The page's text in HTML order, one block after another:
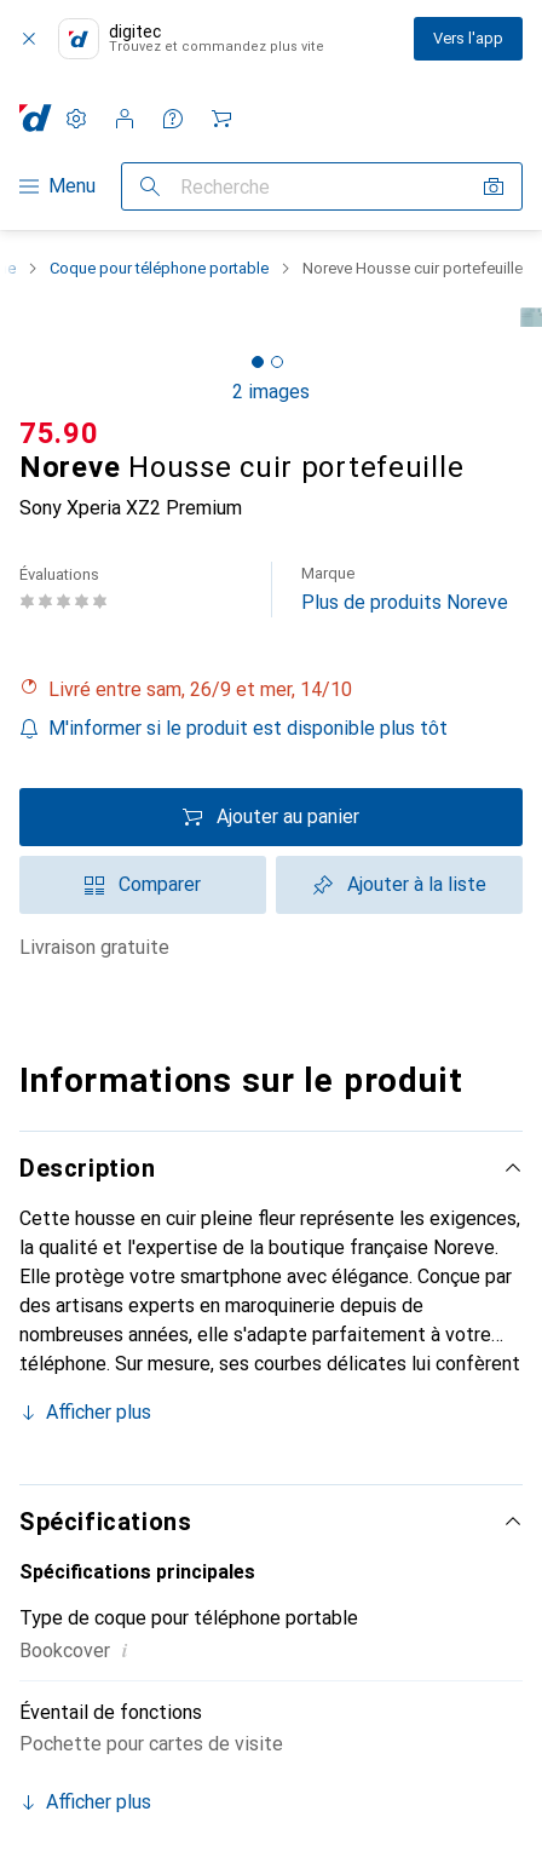
digitec
Trouvez et commandez plus vite Vers l'app
Navigation par catégorie
Menu Recherche
Paramètres
Compte client
Listes de comparaison
Listes d'envies
Panier
Coque pour téléphone portable Noreve Housse cuir portefeuille
2 images
Noreve Housse cuir portefeuille
Sony Xperia XZ2 Premium
CHF
75.90
Évaluations Marque
Plus de produits Noreve
Livré entre sam, 26/9 et mer, 14/10
M'informer si le produit est disponible plus tôt
Ajouter au panier
Comparer Ajouter à la liste
livraison gratuite
Informations sur le produit
Description
Cette housse en cuir pleine fleur représente les exigences,
la qualité et l'expertise de la boutique française Noreve.
Elle protège votre smartphone avec élégance. Conçue par
des artisans experts en maroquinerie depuis de
nombreuses années, elle s'adapte parfaitement à votre
téléphone. Sur mesure, ses courbes délicates lui confèrent
et indispensable pour votre smartphone. Reconnaissable à
marque Noreve est un choix sûr pour une clientèle
exigeante.
Afficher plus
Spécifications
Spécifications principales
Type de coque pour téléphone portable
Bookcover i
Éventail de fonctions
Pochette pour cartes de visite
Afficher plus